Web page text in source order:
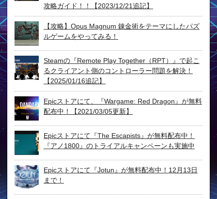
攻略ガイド！！【2023/12/21追記】
【攻略】Opus Magnum 錬金術をテーマにしたパズ
ルゲームをやってみる！
Steamの『Remote Play Together（RPT）』で起こ
るクライアント側のコントローラー問題を解決！
【2025/01/16追記】
Epicストアにて、『Wargame: Red Dragon』が無料
配布中！【2021/03/05更新】
Epicストアにて『The Escapists』が無料配布中！
『アノ1800』のトライアルキャンペーンも実施中
Epicストアにて『Jotun』が無料配布中！12月13日
まで！